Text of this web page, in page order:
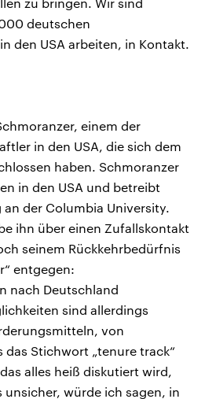
deutschen
den USA arbeiten, in Kontakt.
einem der
in den USA, die sich dem
haben. Schmoranzer
in den USA und betreibt
der Columbia University.
ihn über einen Zufallskontakt
seinem Rückkehrbedürfnis
entgegen:
nach Deutschland
sind allerdings
von
Stichwort „tenure track“
alles heiß diskutiert wird,
unsicher, würde ich sagen, in